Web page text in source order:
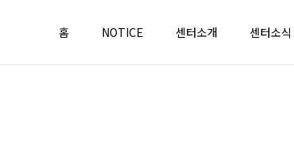
홈 NOTICE 센터소개 센터소식